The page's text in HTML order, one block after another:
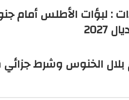
: لبؤات الأطلس أمام
بلال الخنوس وشرط